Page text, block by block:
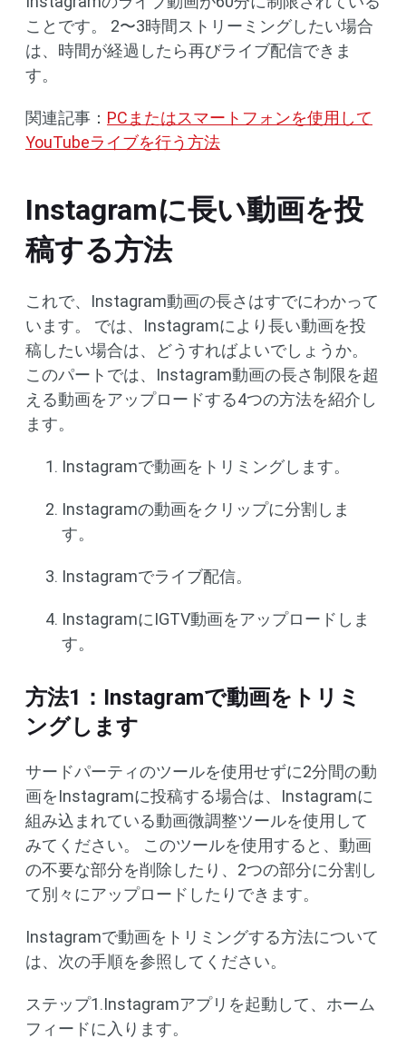
ことです。 2〜3時間ストリーミングしたい場合
は、時間が経過したら再びライブ配信できま
す。
関連記事： PCまたはスマートフォンを使用して
YouTubeライブを行う方法
Instagramに長い動画を投
稿する方法
これで、Instagram動画の長さはすでにわかって
います。 では、Instagramにより長い動画を投
稿したい場合は、どうすればよいでしょうか。
このパートでは、Instagram動画の長さ制限を超
える動画をアップロードする4つの方法を紹介し
ます。
Instagramで動画をトリミングします。
Instagramの動画をクリップに分割しま
す。
Instagramでライブ配信。
InstagramにIGTV動画をアップロードしま
す。
方法1：Instagramで動画をトリミ
ングします
サードパーティのツールを使用せずに2分間の動
画をInstagramに投稿する場合は、Instagramに
組み込まれている動画微調整ツールを使用して
みてください。 このツールを使用すると、動画
の不要な部分を削除したり、2つの部分に分割し
て別々にアップロードしたりできます。
Instagramで動画をトリミングする方法について
は、次の手順を参照してください。
ステップ1.Instagramアプリを起動して、ホーム
フィードに入ります。